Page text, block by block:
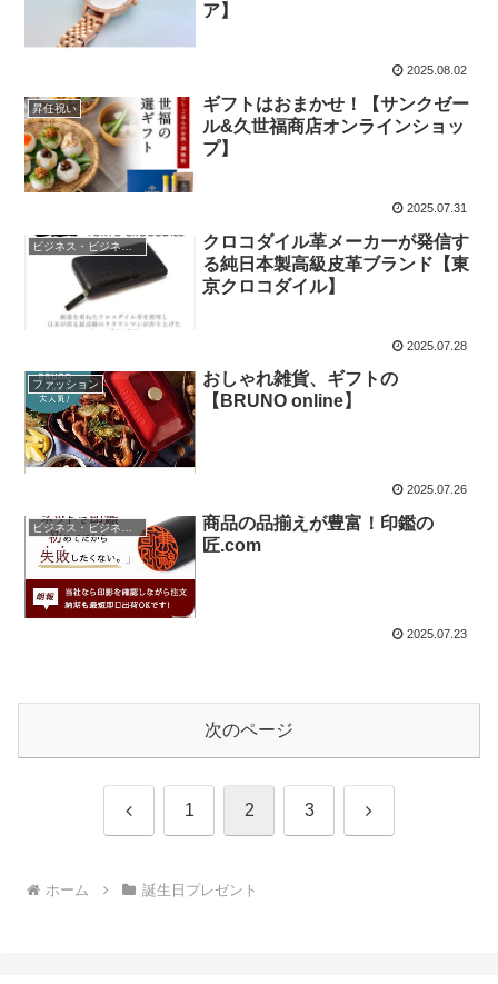
ア】
2025.08.02
昇任祝い
ギフトはおまかせ！【サンクゼー
ル&久世福商店オンラインショッ
プ】
2025.07.31
ビジネス・ビジネスアイテム
クロコダイル革メーカーが発信す
る純日本製高級皮革ブランド【東
京クロコダイル】
2025.07.28
ファッション
おしゃれ雑貨、ギフトの
【BRUNO online】
2025.07.26
商品の品揃えが豊富！印鑑の
匠.com
2025.07.23
次のページ
前 1 2 3 次
ホーム 誕生日プレゼント